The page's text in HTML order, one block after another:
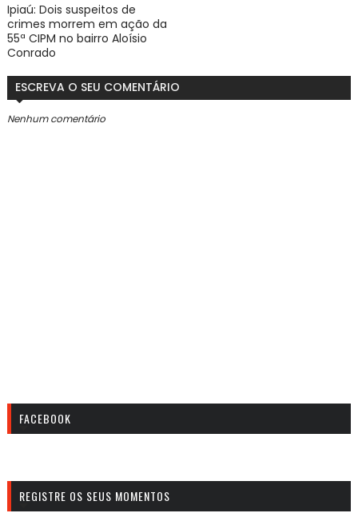
Ipiaú: Dois suspeitos de
crimes morrem em ação da
55ª CIPM no bairro Aloísio
Conrado
ESCREVA O SEU COMENTÁRIO
Nenhum comentário
FACEBOOK
REGISTRE OS SEUS MOMENTOS